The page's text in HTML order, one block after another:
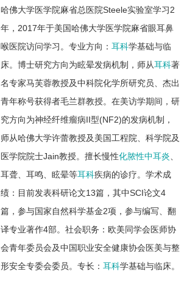
哈佛大学医学院麻省总医院Steele实验室学习2
年，2017年于美国哈佛大学医学院麻省眼耳鼻
喉医院访问学习。专业方向： 耳科学基础与临
床。博士研究方向为眩晕发病机制，师从耳科著
名专家马芙蓉教授及中科院化学所研究员、杰出
青年称号获得者毛兰群教授。在美访学期间，研
究方向为神经纤维瘤病II型(NF2)的发病机制，
师从哈佛大学许蕾教授及美国工程院、科学院及
医学院院士Jain教授。擅长慢性化脓性中耳炎
耳聋、耳鸣、眩晕等耳科疾病的诊疗。学术成
绩：目前发表科研论文13篇，其中SCI论文4
篇，参与国家自然科学基金2项，参与编写、翻
译专业著作4部。社会职务：欧美同学会医师协
会青年委员会及中国职业安全健康协会医美与整
形安全专委会委员。专长： 耳科学基础与临床。